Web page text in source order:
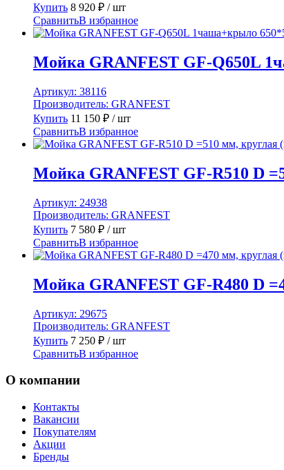
Купить 8 920 ₽ / шт
СравнитьВ избранное
Мойка GRANFEST GF-Q650L
Артикул: 38116
Производитель: GRANFEST
Купить 11 150 ₽ / шт
СравнитьВ избранное
Мойка GRANFEST GF-R510 D
Артикул: 24938
Производитель: GRANFEST
Купить 7 580 ₽ / шт
СравнитьВ избранное
Мойка GRANFEST GF-R480 D
Артикул: 29675
Производитель: GRANFEST
Купить 7 250 ₽ / шт
СравнитьВ избранное
О компании
Контакты
Вакансии
Покупателям
Акции
Бренды